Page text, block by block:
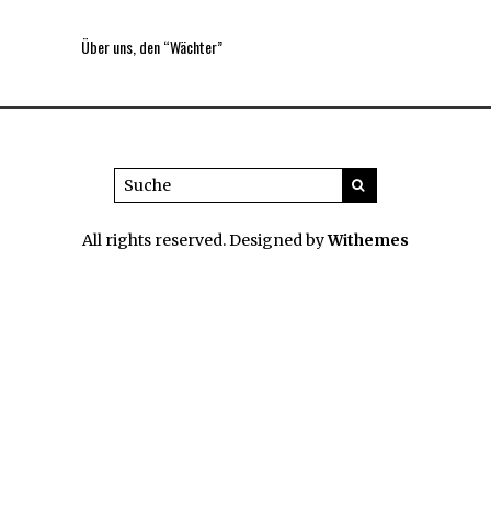
Über uns, den “Wächter”
All rights reserved. Designed byWithemes